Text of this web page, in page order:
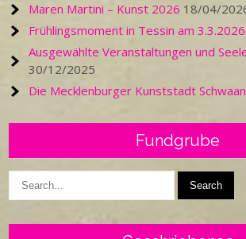
Maren Martini – Kunst 2026 18/04/
Frühlingsmoment in Tessin am 3.3.2026
Ausgewählte Veranstaltungen und
30/12/2025
Die Mecklenburger Kunststadt Schwaan
Fundgrube